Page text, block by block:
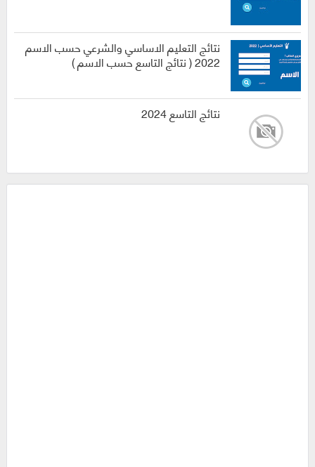
نتائج التعليم الاساسي والشرعي حسب الاسم
2022 ( نتائج التاسع حسب الاسم )
نتائج التاسع 2024